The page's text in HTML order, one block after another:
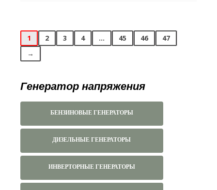
1 2 3 4 … 45 46
47
→
Генератор напряжения
БЕНЗИНОВЫЕ ГЕНЕРАТОРЫ
ДИЗЕЛЬНЫЕ ГЕНЕРАТОРЫ
ИНВЕРТОРНЫЕ ГЕНЕРАТОРЫ